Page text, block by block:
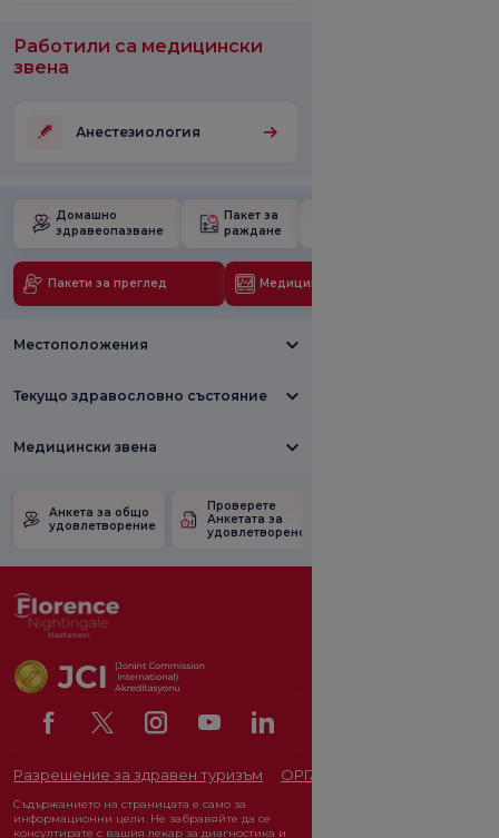
Работили са медицински
звена
Анестезиология
Домашно
здравеопазване
Пакет за
раждане
Пакети за преглед Медицински технологии
Местоположения
Текущо здравословно състояние
Медицински звена
Анкета за общо
удовлетворение
Проверете
Анкетата за
удовлетвореност.
Разрешение за здравен туризъм ОРГАН ЗА ЗАЩИТА НА
Съдържанието на страницата е само за
информационни цели. Не забравяйте да се
консултирате с вашия лекар за диагностика и